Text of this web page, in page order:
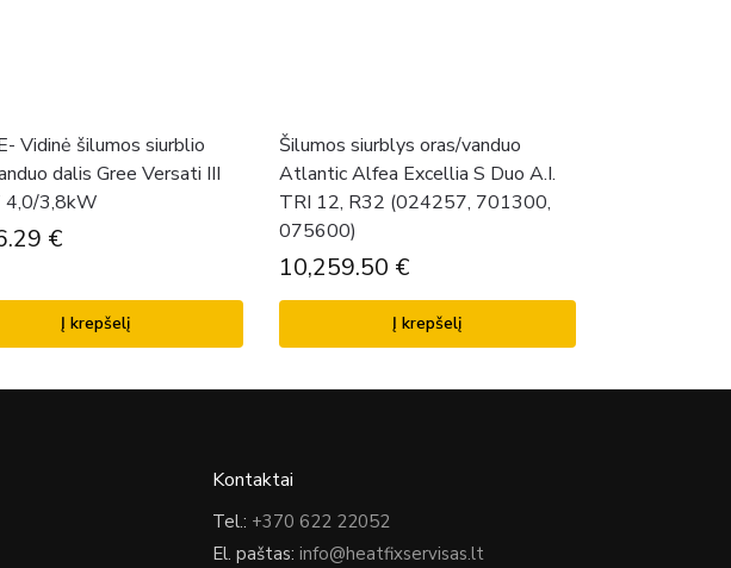
Vidinė šilumos siurblio
dalis Gree Versati III
4,0/3,8kW
€
Į krepšelį
Šilumos siurblys oras/vanduo
Atlantic Alfea Excellia S Duo A.I.
TRI 12, R32 (024257, 701300,
075600)
10,259.50 €
Į krepšelį
Kontaktai
Tel.: +370 622 22052
El. paštas: info@heatfixservisas.lt